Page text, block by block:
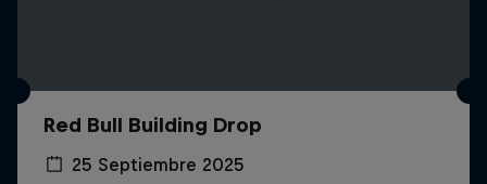
Red Bull Building Drop
25 Septiembre 2025